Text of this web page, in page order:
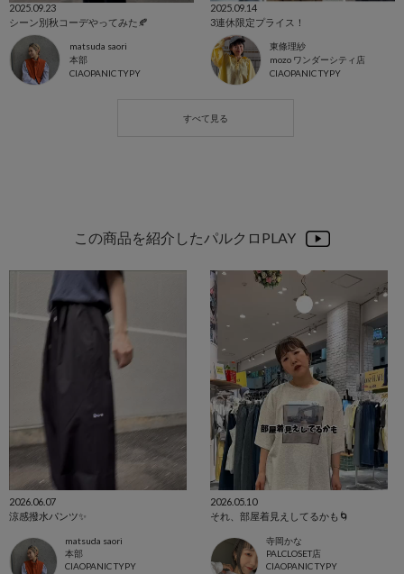
2025.09.23
シーン別秋コーデやってみた🍂
matsuda saori
本部
CIAOPANIC TYPY
2025.09.14
3連休限定プライス！
東條理紗
mozo ワンダーシティ店
CIAOPANIC TYPY
この商品を紹介したパルクロPLAY
2026.06.07
涼感撥水パンツ✨
matsuda saori
本部
CIAOPANIC TYPY
2026.05.10
それ、部屋着見えしてるかも🌀
寺岡かな
PALCLOSET店
CIAOPANIC TYPY